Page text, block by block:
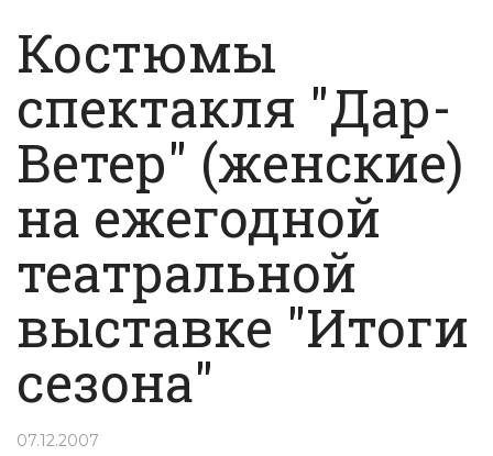
Костюмы
спектакля "Дар-
Ветер" (женские)
на ежегодной
театральной
выставке "Итоги
сезона"
07.12.2007